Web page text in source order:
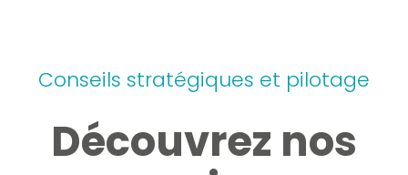
ADMINISTRATEUR DE BIENS
ARTISAN ET COMMERÇANT
AUDIT ET CONSEILS
Conseils stratégiques et pilotage
Découvrez nos